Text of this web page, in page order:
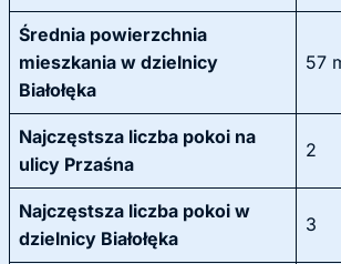
Średnia powierzchnia
mieszkania w dzielnicy
Białołęka
57
Najczęstsza liczba pokoi na
ulicy Przaśna
2
Najczęstsza liczba pokoi w
dzielnicy Białołęka
3